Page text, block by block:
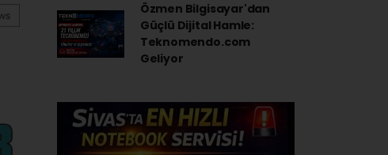
Özmen Bilgisayar'dan
Güçlü Dijital Hamle:
Teknomendo.com
Geliyor